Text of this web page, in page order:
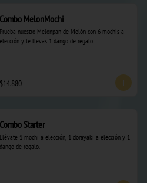
Combo MelonMochi
Prueba nuestro Melonpan de Melón con 6 mochis a
elección y te llevas 1 dango de regalo
$14.880
Combo Starter
Llévate 1 mochi a elección, 1 dorayaki a elección y 1
dango de regalo.